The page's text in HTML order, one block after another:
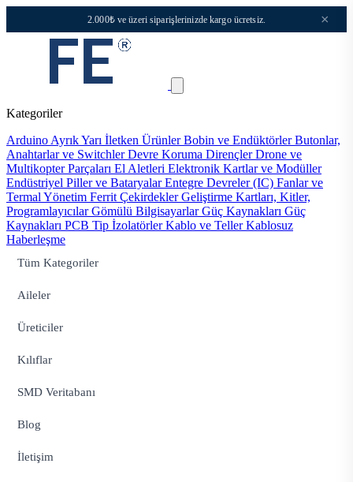
2.000₺ ve üzeri siparişlerinizde kargo ücretsiz. ×
Kategoriler
Arduino Ayrık Yarı İletken ÜrünlerBobin ve EndüktörlerButonlar,
Anahtarlar ve SwitchlerDevre Koruma DirençlerDrone ve
Multikopter Parçaları El Aletleri Elektronik Kartlar ve Modüller
Endüstriyel Piller ve BataryalarEntegre Devreler (IC) Fanlar ve
Termal Yönetim Ferrit ÇekirdeklerGeliştirme Kartları, Kitler,
ProgramlayıcılarGömülü BilgisayarlarGüç Kaynakları Güç
Kaynakları PCB Tip İzolatörlerKablo ve TellerKablosuz
Haberleşme
Tüm Kategoriler
Aileler
Üreticiler
Kılıflar
SMD Veritabanı
Blog
İletişim